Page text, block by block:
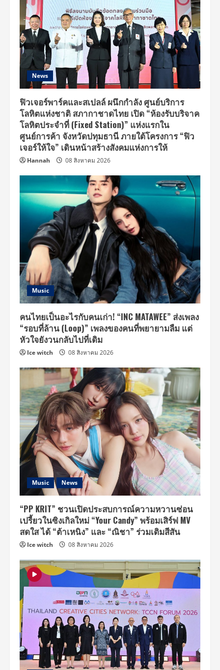
News
ฟิวเจอร์พาร์คและสเปลล์ ผนึกกำลัง ศูนย์บริการ
โลหิตแห่งชาติ สภากาชาดไทย เปิด “ห้องรับบริจาค
โลหิตประจำที่ (Fixed Station)” แห่งแรกใน
ศูนย์การค้า จังหวัดปทุมธานี ภายใต้โครงการ “ฟิว
เจอร์ให้ใจ” เดินหน้าสร้างสังคมแห่งการให้
Hannah 08 สิงหาคม 2026
Music
คนไทยเป็นอะไรกับคนเก่า! “INC MATAWEE” ส่งเพลง
“รอบที่ล้าน (Loop)” เพลงของคนที่พยายามลืม แต่
หัวใจยังวนกลับไปที่เดิม
Ice witch 08 สิงหาคม 2026
Music News
“PP KRIT” ชวนเปิดประสบการณ์ความหวานซ่อน
เปรี้ยวในซิงเกิลใหม่ “Your Candy” พร้อมเสิร์ฟ MV
สดใส ได้ “ต้าเหนิง” และ “ณิชา” ร่วมเติมสีสัน
Ice witch 08 สิงหาคม 2026